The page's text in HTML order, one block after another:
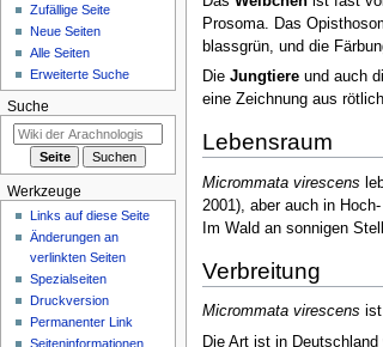
Prosoma. Das
blassgrün, und die
Die Jungtiereund auch
eine Zeichnung aus
Lebensraum
Micrommata virescens
2001), aber auch in
Im Wald an sonnigen
Verbreitung
Micrommata virescens
Die Art ist in
Zufällige Seite
Neue Seiten
Alle Seiten
Erweiterte Suche
Suche
Werkzeuge
Links auf diese Seite
Änderungen an
verlinkten Seiten
Spezialseiten
Druckversion
Permanenter Link
Seiten­­informationen